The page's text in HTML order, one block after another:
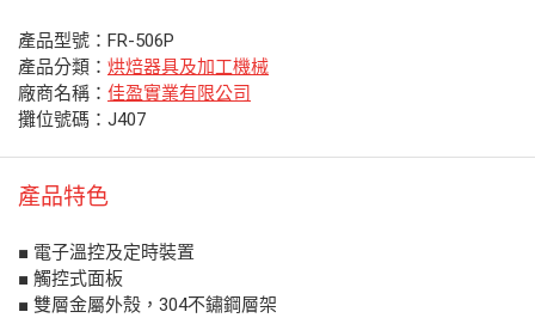
產品型號：FR-506P
產品分類： 烘焙器具及加工機械
廠商名稱： 佳盈實業有限公司
攤位號碼：J407
產品特色
■ 電子溫控及定時裝置
■ 觸控式面板
■ 雙層金屬外殼，304不鏽鋼層架